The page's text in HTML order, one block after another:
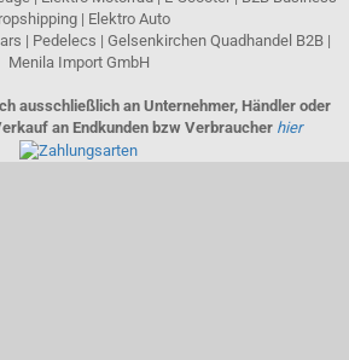
| Elektro Auto
| Pedelecs | Gelsenkirchen Quadhandel B2B |
Menila Import GmbH
ausschließlich an Unternehmer, Händler oder
an Endkunden bzw Verbraucher hier